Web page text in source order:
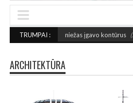
TRUMPAI :
įgavo kontūrus (2026 rugpjūčio 6)
ARCHITEKTŪRA